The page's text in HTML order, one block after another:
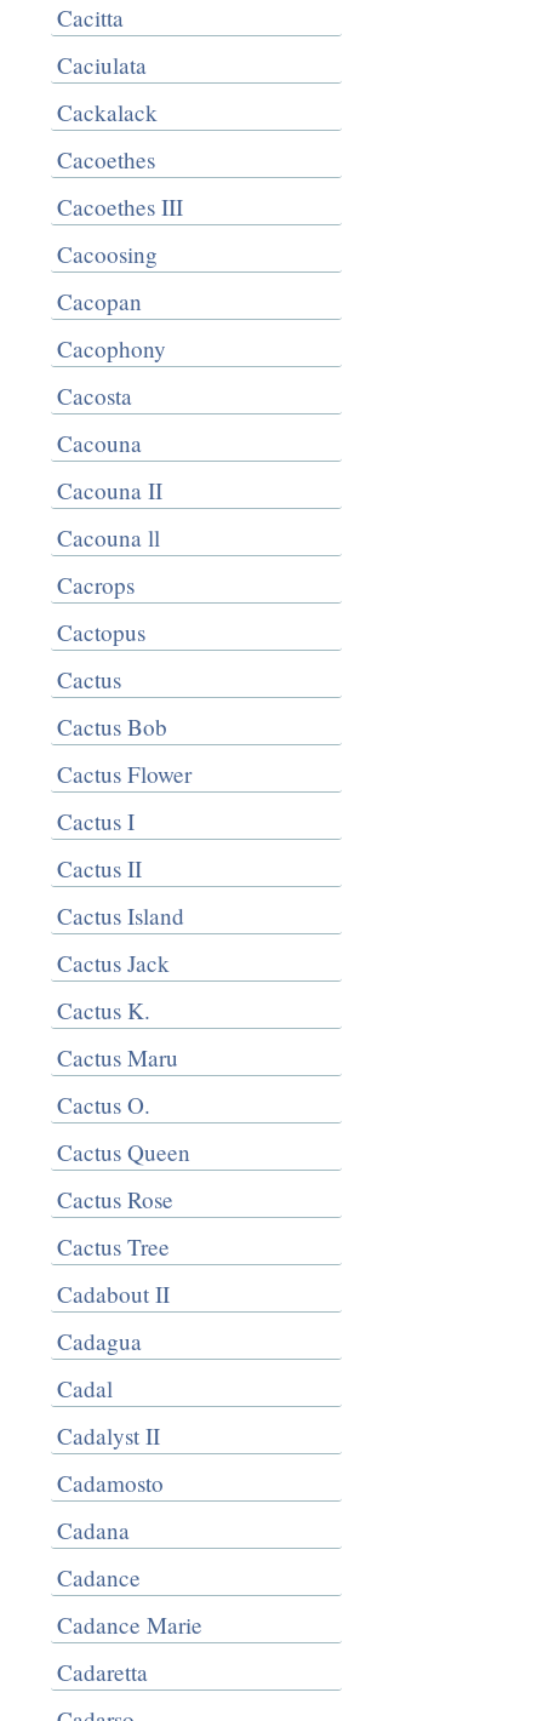
Cacitta
Caciulata
Cackalack
Cacoethes
Cacoethes III
Cacoosing
Cacopan
Cacophony
Cacosta
Cacouna
Cacouna II
Cacouna ll
Cacrops
Cactopus
Cactus
Cactus Bob
Cactus Flower
Cactus I
Cactus II
Cactus Island
Cactus Jack
Cactus K.
Cactus Maru
Cactus O.
Cactus Queen
Cactus Rose
Cactus Tree
Cadabout II
Cadagua
Cadal
Cadalyst II
Cadamosto
Cadana
Cadance
Cadance Marie
Cadaretta